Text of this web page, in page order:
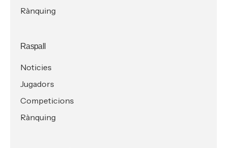
Rànquing
Raspall
Noticies
Jugadors
Competicions
Rànquing